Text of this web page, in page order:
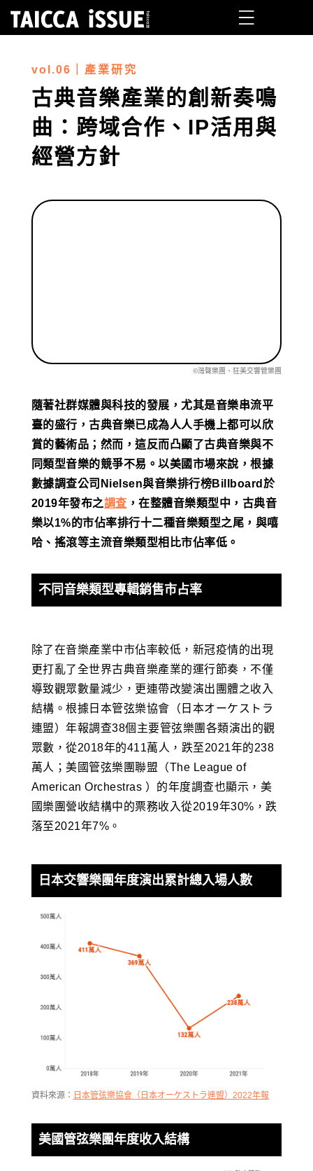
vol.06 產業研究
古典音樂產業的創新奏鳴
曲：跨域合作、IP活用與
經營方針
©灣聲樂團、狂美交響管樂團
隨著社群媒體與科技的發展，尤其是音樂串流平
臺的盛行，古典音樂已成為人人手機上都可以欣
賞的藝術品；然而，這反而凸顯了古典音樂與不
同類型音樂的競爭不易。以美國市場來說，根據
數據調查公司Nielsen與音樂排行榜Billboard於
2019年發布之調查 ，在整體音樂類型中，古典音
樂以1%的市佔率排行十二種音樂類型之尾，與嘻
哈、搖滾等主流音樂類型相比市佔率低。
不同音樂類型專輯銷售市占率
除了在音樂產業中市佔率較低，新冠疫情的出現
更打亂了全世界古典音樂產業的運行節奏，不僅
導致觀眾數量減少，更連帶改變演出團體之收入
結構。根據日本管弦樂協會（日本オーケストラ
連盟）年報調查38個主要管弦樂團各類演出的觀
眾數，從2018年的411萬人，跌至2021年的238
萬人；美國管弦樂團聯盟（The League of
American Orchestras ）的年度調查也顯示，美
國樂團營收結構中的票務收入從2019年30%，跌
落至2021年7%。
日本交響樂團年度演出累計總入場人數
資料來源： 日本管弦樂協會（日本オーケストラ連盟）2022年報
美國管弦樂團年度收入結構